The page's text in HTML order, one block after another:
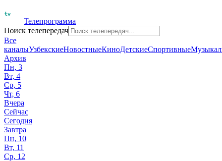
Телепрограмма
Поиск телепередач
Все
каналыУзбекскиеНовостныеКиноДетскиеСпортивные
Архив
Пн, 3
Вт, 4
Ср, 5
Чт, 6
Вчера
Сейчас
Сегодня
Завтра
Пн, 10
Вт, 11
Ср, 12